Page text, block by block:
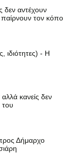
δεν αντέχουν
τον κόπο
ιδιότητες) - Η
κανείς δεν
του
Δήμαρχο